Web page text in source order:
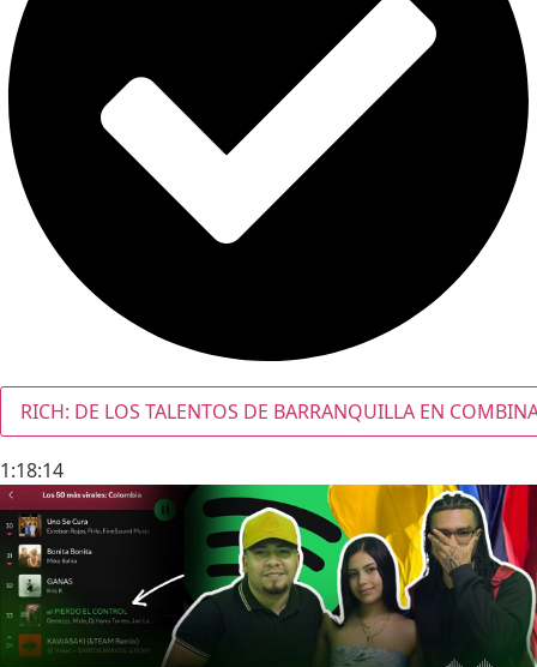
RICH: DE LOS TALENTOS DE BARRANQUILLA EN
1:18:14